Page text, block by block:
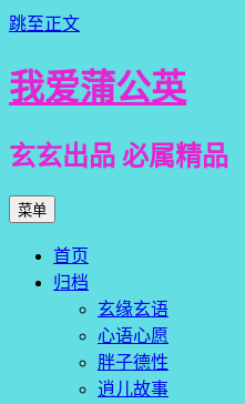
跳至正文
我爱蒲公英
玄玄出品 必属精品
菜单
首页
归档
玄缘玄语
心语心愿
胖子德性
逍儿故事